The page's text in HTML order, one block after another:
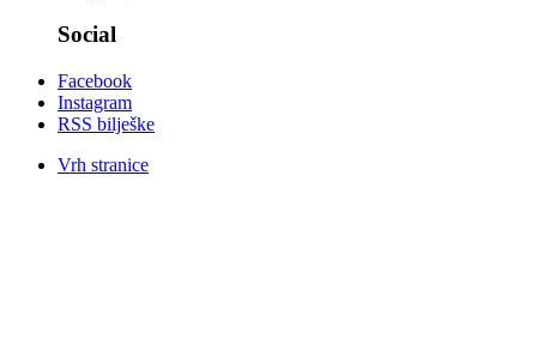
Social
Facebook
Instagram
RSS bilješke
Vrh stranice